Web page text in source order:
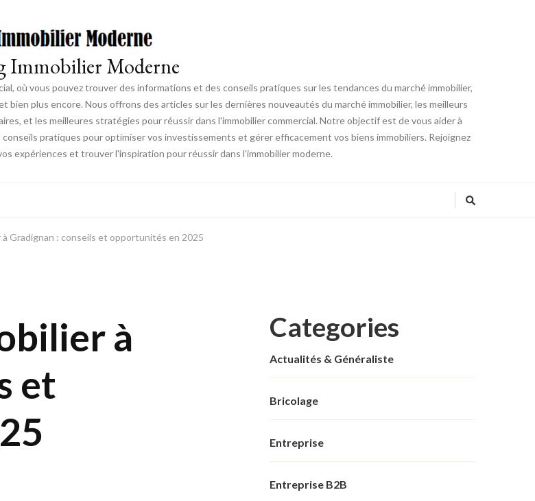
Immobilier Moderne
où vous pouvez trouver des informations et des conseils pratiques sur les tendances du marché immobilier,
plus encore. Nous offrons des articles sur les dernières nouveautés du marché immobilier, les meilleurs
et les meilleures stratégies pour réussir dans l'immobilier commercial. Notre objectif est de vous aider à
pratiques pour optimiser vos investissements et gérer efficacement vos biens immobiliers. Rejoignez
expériences et trouver l'inspiration pour réussir dans l'immobilier moderne.
à Gradignan : conseils et opportunités en 2025
à
et
Categories
Actualités & Généraliste
Bricolage
Entreprise
Entreprise B2B